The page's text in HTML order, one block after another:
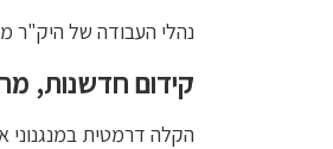
נהלי העבודה של היק"ר
קידום חדשנות,
הקלה דרמטית במנגנוני